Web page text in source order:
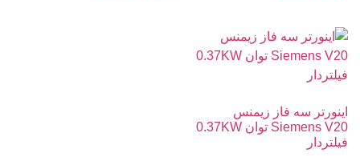
اینورتر سه فاز زیمنس
Siemens V20 توان 0.37KW
فیلتردار